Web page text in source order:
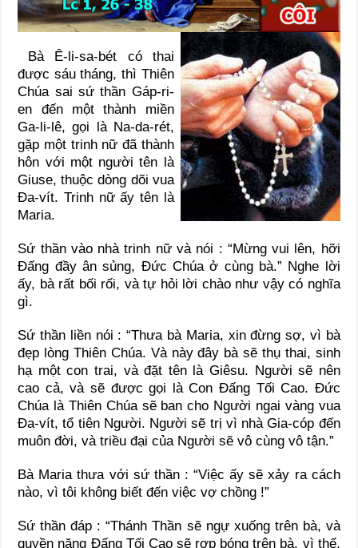
Bà Ê-li-sa-bét có thai
được sáu tháng, thì Thiên
Chúa sai sứ thần Gáp-ri-
en đến một thành miền
Ga-li-lê, gọi là Na-da-rét,
gặp một trinh nữ đã thành
hôn với một người tên là
Giuse, thuộc dòng dõi vua
Đa-vít. Trinh nữ ấy tên là
Maria.
Sứ thần vào nhà trinh nữ và nói : “Mừng vui lên, hỡi
Đấng đầy ân sủng, Đức Chúa ở cùng bà.” Nghe lời
ấy, bà rất bối rối, và tự hỏi lời chào như vậy có nghĩa
gì.
Sứ thần liền nói : “Thưa bà Maria, xin đừng sợ, vì bà
đẹp lòng Thiên Chúa. Và này đây bà sẽ thụ thai, sinh
hạ một con trai, và đặt tên là Giêsu. Người sẽ nên
cao cả, và sẽ được gọi là Con Đấng Tối Cao. Đức
Chúa là Thiên Chúa sẽ ban cho Người ngai vàng vua
Đa-vít, tổ tiên Người. Người sẽ trị vì nhà Gia-cóp đến
muôn đời, và triều đại của Người sẽ vô cùng vô tận.”
Bà Maria thưa với sứ thần : “Việc ấy sẽ xảy ra cách
nào, vì tôi không biết đến việc vợ chồng !”
Sứ thần đáp : “Thánh Thần sẽ ngự xuống trên bà, và
quyền năng Đấng Tối Cao sẽ rợp bóng trên bà, vì thế,